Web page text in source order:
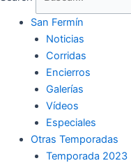
San Fermín
Noticias
Corridas
Encierros
Galerías
Vídeos
Especiales
Otras Temporadas
Temporada 2023